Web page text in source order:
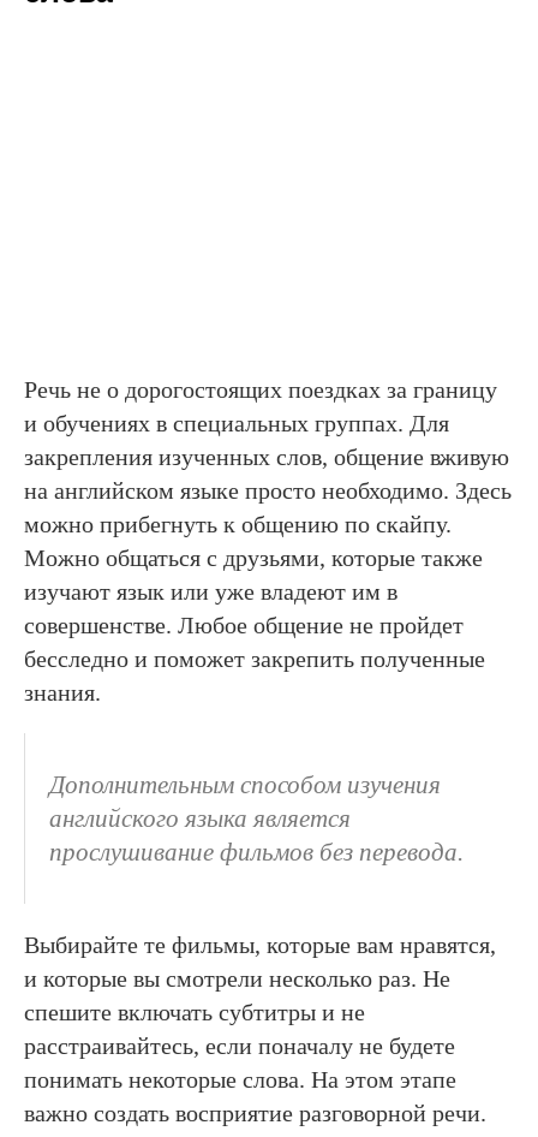
Речь не о дорогостоящих поездках за границу
и обучениях в специальных группах. Для
закрепления изученных слов, общение вживую
на английском языке просто необходимо. Здесь
можно прибегнуть к общению по скайпу.
Можно общаться с друзьями, которые также
изучают язык или уже владеют им в
совершенстве. Любое общение не пройдет
бесследно и поможет закрепить полученные
знания.
Дополнительным способом изучения
английского языка является
прослушивание фильмов без перевода.
Выбирайте те фильмы, которые вам нравятся,
и которые вы смотрели несколько раз. Не
спешите включать субтитры и не
расстраивайтесь, если поначалу не будете
понимать некоторые слова. На этом этапе
важно создать восприятие разговорной речи.